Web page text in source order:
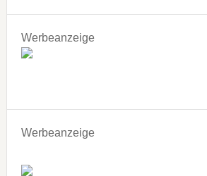
Werbeanzeige
Werbeanzeige